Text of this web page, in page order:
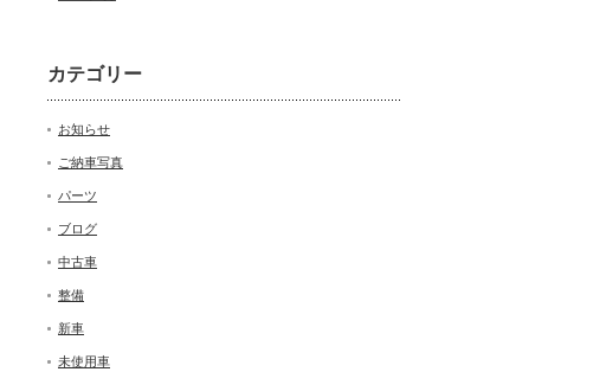
カテゴリー
お知らせ
ご納車写真
パーツ
ブログ
中古車
整備
新車
未使用車